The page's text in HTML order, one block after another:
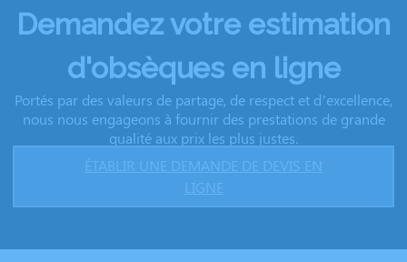
Demandez votre estimation
d'obsèques en ligne
Portés par des valeurs de partage, de respect et d’excellence,
nous nous engageons à fournir des prestations de grande
qualité aux prix les plus justes.
ÉTABLIR UNE DEMANDE DE DEVIS EN
LIGNE